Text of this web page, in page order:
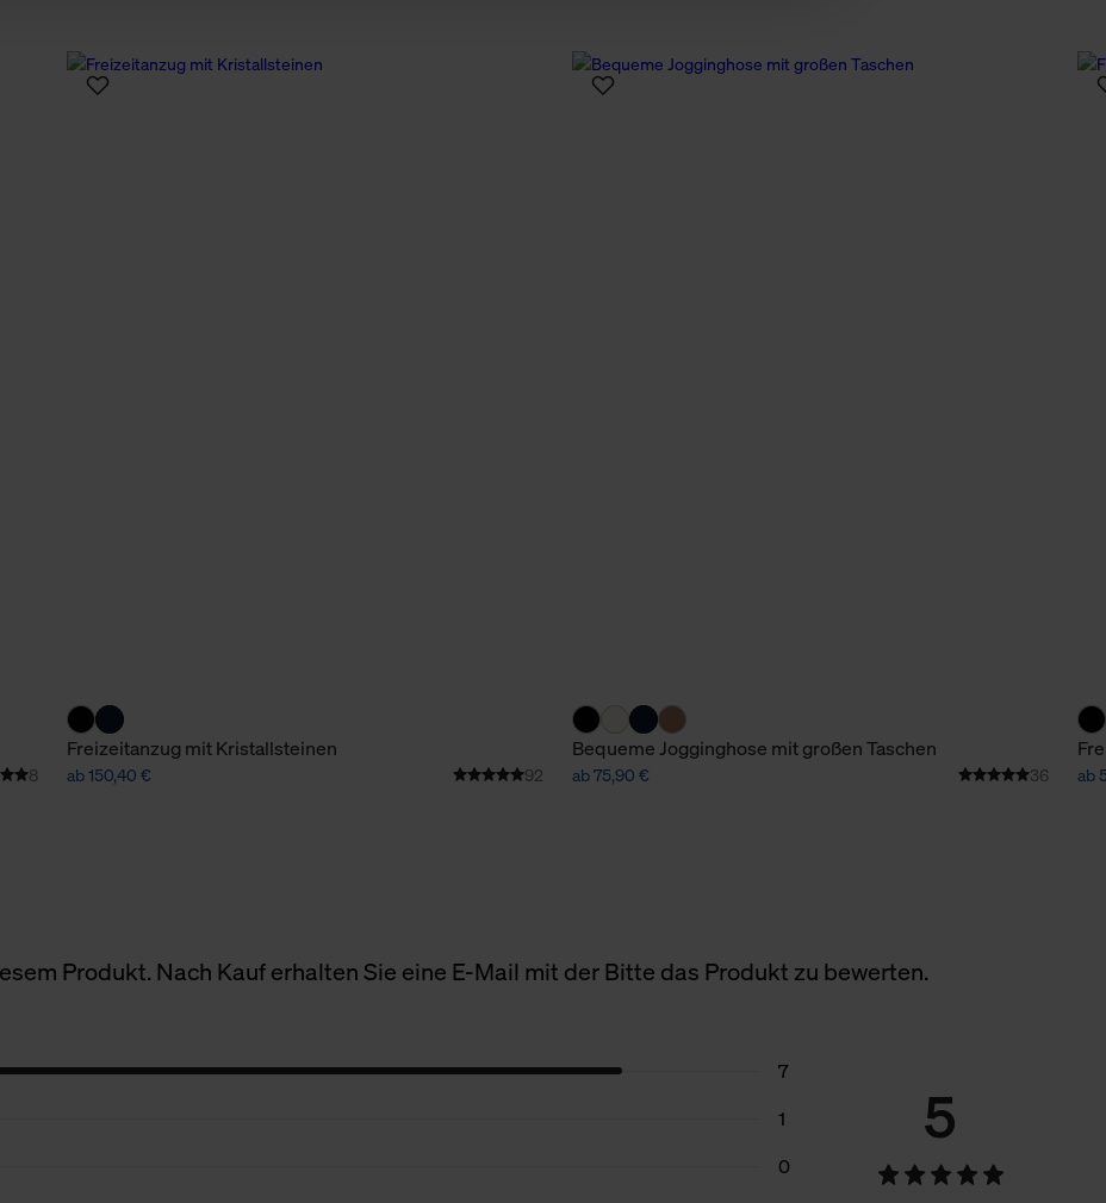
können Sie jederzeit Ihre Einwilligungserklärung anpassen. Ihre Einwilligung ist
die Nutzung der Webseite nicht erforderlich und kann jederzeit mit Wirkung für die Zukunft
8
Freizeitanzug mit Kristallsteinen
ab 150,40 € 92
Bequeme Jogginghose mit großen Taschen
ab 75,90 € 36 ab
Produkt. Nach Kauf erhalten Sie eine E-Mail mit der Bitte das Produkt zu bewerten.
5
7
1
0